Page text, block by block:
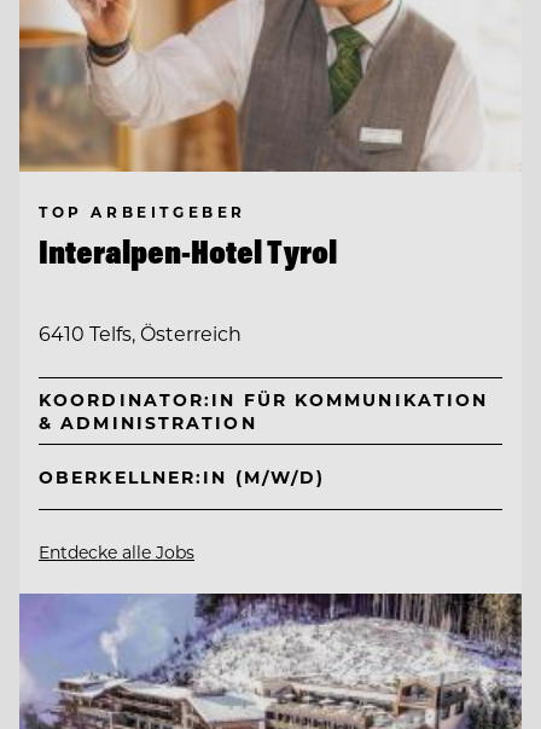
TOP ARBEITGEBER
Interalpen-Hotel Tyrol
6410 Telfs, Österreich
KOORDINATOR:IN FÜR KOMMUNIKATION
& ADMINISTRATION
OBERKELLNER:IN (M/W/D)
Entdecke alle Jobs